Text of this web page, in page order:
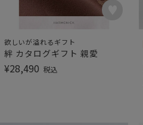
欲しいが溢れるギフト
絆 カタログギフト 親愛
¥28,490 税込